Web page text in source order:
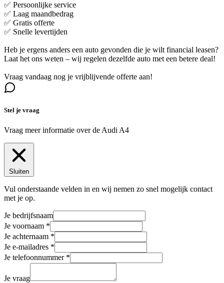
✅ Persoonlijke service
✅ Laag maandbedrag
✅ Gratis offerte
✅ Snelle levertijden
Heb je ergens anders een auto gevonden die je wilt financial leasen?
Laat het ons weten – wij regelen dezelfde auto met een betere deal!
Vraag vandaag nog je vrijblijvende offerte aan!
Stel je vraag
Vraag meer informatie over de Audi A4
Sluiten
Vul onderstaande velden in en wij nemen zo snel mogelijk contact
met je op.
Je bedrijfsnaam
Je voornaam
Je achternaam
Je e-mailadres
Je telefoonnummer
Je vraag